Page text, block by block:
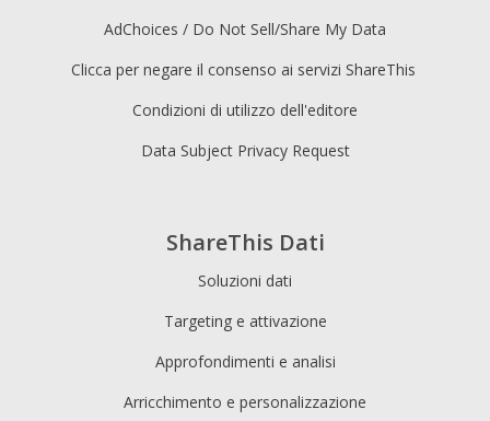
ShareThis Dati
Soluzioni dati
Targeting e attivazione
Approfondimenti e analisi
Arricchimento e personalizzazione
AdChoices / Do Not Sell/Share My Data
Clicca per negare il consenso ai servizi ShareThis
Condizioni di utilizzo dell'editore
Data Subject Privacy Request